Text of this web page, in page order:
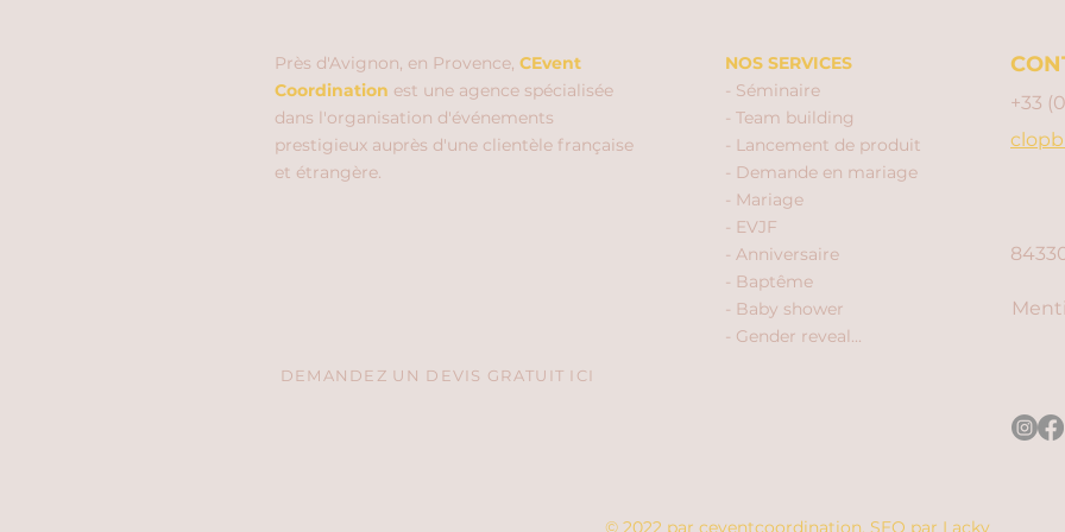
Près d'Avignon, en Provence, CEvent
Coordination est une agence spécialisée
dans l'organisation d'événements
prestigieux auprès d'une clientèle française
et étrangère.
DEMANDEZ UN DEVIS GRATUIT ICI
NOS SERVICES
- Séminaire
- Team building
- Lancement de produit
- Demande en mariage
- Mariage
- EVJF
- Anniversaire
- Baptême
- Baby shower
- Gender reveal...
+33
© 2022 par ceventcoordination. SEO par Lacky